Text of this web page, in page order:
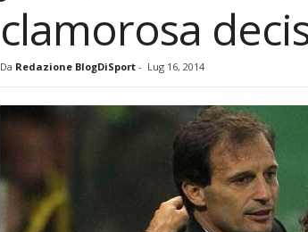
clamorosa
Da Redazione BlogDiSport- Lug 16, 2014